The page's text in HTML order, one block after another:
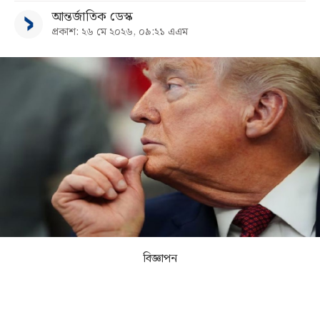
আর্কাইভ
কনভার্টার
আন্তর্জাতিক ডেস্ক
প্রকাশ: ২৬ মে ২০২৬, ০৯:২১ এএম
বিজ্ঞাপন